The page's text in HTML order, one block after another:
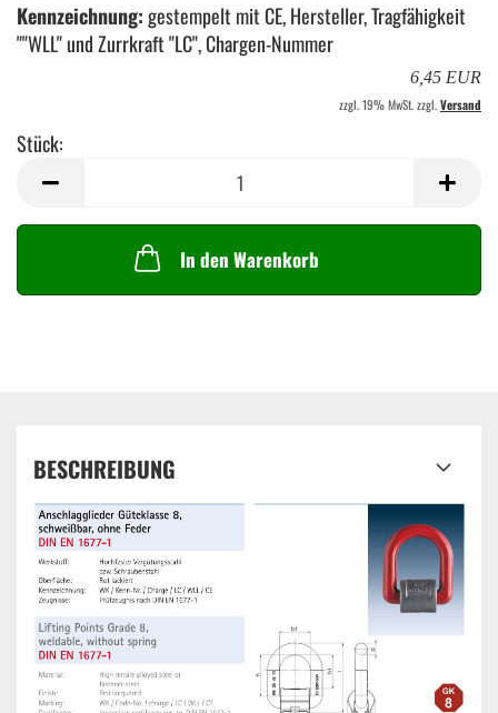
Kennzeichnung:gestempelt mit CE, Hersteller, Tragfähigkeit
""WLL" und Zurrkraft "LC", Chargen-Nummer
6,45 EUR
zzgl. 19% MwSt. zzgl.Versand
Stück:
In den Warenkorb
BESCHREIBUNG